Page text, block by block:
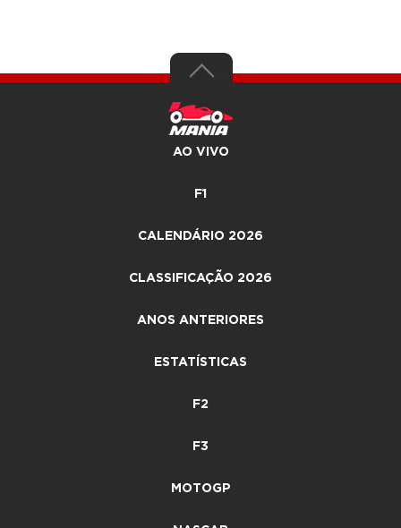
AO VIVO
F1
CALENDÁRIO 2026
CLASSIFICAÇÃO 2026
ANOS ANTERIORES
ESTATÍSTICAS
F2
F3
MOTOGP